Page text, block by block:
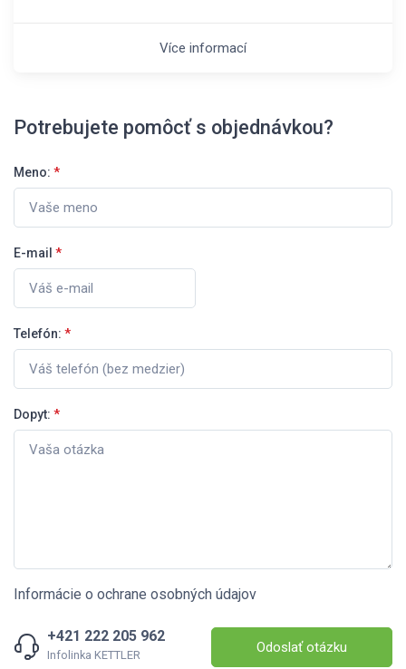
Více informací
Potrebujete pomôcť s objednávkou?
Meno: *
E-mail *
Telefón: *
Dopyt: *
Informácie o ochrane osobných údajov
+421 222 205 962
Infolinka KETTLER Odoslať otázku